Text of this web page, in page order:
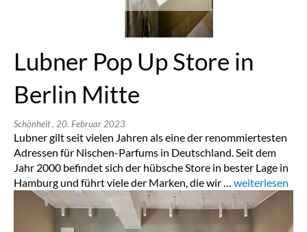
Lubner Pop Up Store in
Berlin Mitte
Schönheit, 20. Februar 2023
Lubner gilt seit vielen Jahren als eine der renommiertesten
Adressen für Nischen-Parfums in Deutschland. Seit dem
Jahr 2000 befindet sich der hübsche Store in bester Lage in
Hamburg und führt viele der Marken, die wir … „Home“
weiterlesen